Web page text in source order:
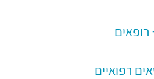
רופאים
רפואיים